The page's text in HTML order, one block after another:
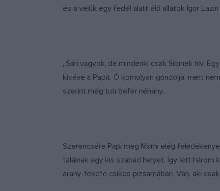
és a velük egy fedél alatt élő állatok Igor
„Sári vagyok, de mindenki csak Sibinek hív.
kivéve a Papit. Ő komolyan gondolja, mert
szerint még tuti befér néhány.
Szerencsére Papi meg Mami elég
találnak egy kis szabad helyet. Így lett három
arany-fekete csíkos pizsamában. Van, aki